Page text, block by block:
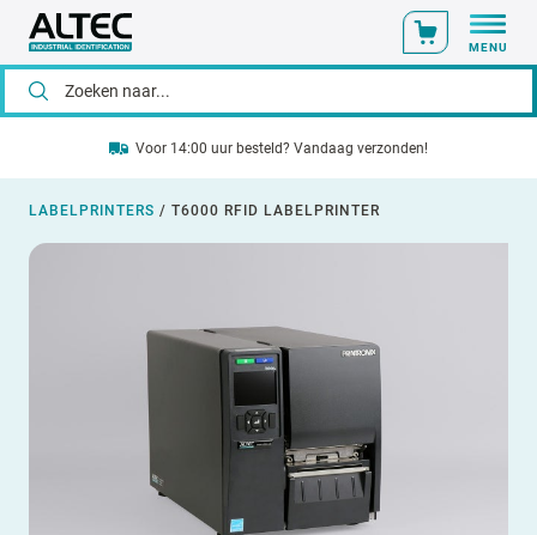
MENU
Voor 14:00 uur besteld? Vandaag verzonden!
LABELPRINTERS / T6000 RFID LABELPRINTER